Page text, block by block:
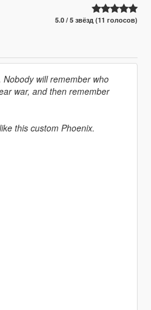
5.0 / 5 звёзд (11 голосов)
will remember who
war, and then remember
this custom Phoenix.